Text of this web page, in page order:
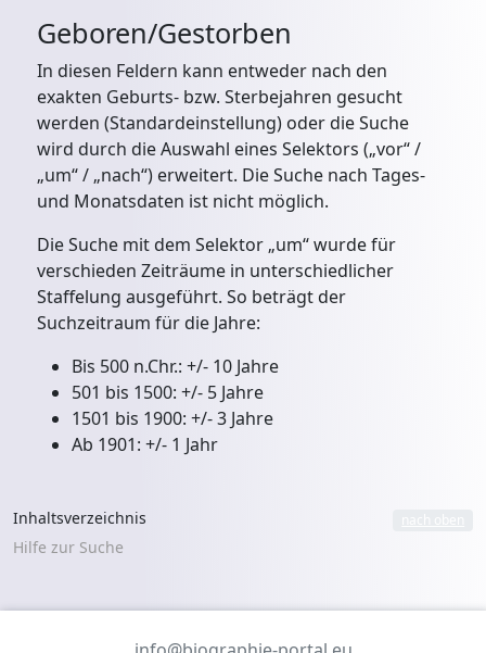
Geboren/Gestorben
In diesen Feldern kann entweder nach den
exakten Geburts- bzw. Sterbejahren gesucht
werden (Standardeinstellung) oder die Suche
wird durch die Auswahl eines Selektors („vor“ /
„um“ / „nach“) erweitert. Die Suche nach Tages-
und Monatsdaten ist nicht möglich.
Die Suche mit dem Selektor „um“ wurde für
verschieden Zeiträume in unterschiedlicher
Staffelung ausgeführt. So beträgt der
Suchzeitraum für die Jahre:
Bis 500 n.Chr.: +/- 10 Jahre
501 bis 1500: +/- 5 Jahre
1501 bis 1900: +/- 3 Jahre
Ab 1901: +/- 1 Jahr
Inhaltsverzeichnis
Hilfe zur Suche